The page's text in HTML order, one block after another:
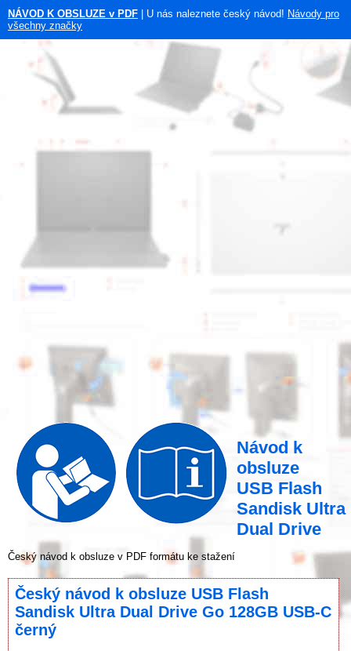
NÁVOD K OBSLUZE v PDF | U nás naleznete český návod! Návody pro
všechny značky
Návod k
obsluze
USB Flash
Sandisk Ultra
Dual Drive
Český návod k obsluze v PDF formátu ke stažení
Český návod k obsluze USB Flash
Sandisk Ultra Dual Drive Go 128GB USB-C
černý